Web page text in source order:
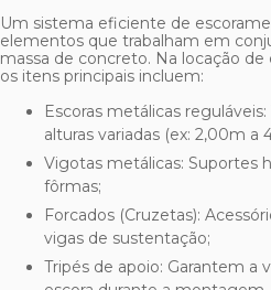
Um sistema eficiente de
elementos que trabalham em
massa de concreto. Na locação de
os itens principais incluem:
Escoras metálicas reguláveis: Tubos telescópicos com
alturas variadas (ex: 2,00m a
Vigotas metálicas: Suportes horizontais que travam as
fôrmas;
Forcados (Cruzetas): Acessórios de topo para apoio das
vigas de sustentação;
Tripés de apoio: Garantem a verticalidade e estabilidade da